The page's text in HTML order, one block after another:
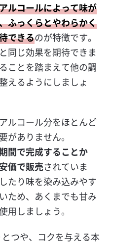
ルコールによって味が
ふっくらとやわらかく
できるのが特徴です。
同じ効果を期待できま
ことを踏まえて他の調
えるようにしましょ
ルコール分をほとんど
がありません。
間で完成することか
価で販売されていま
たり味を染み込みやす
ため、あくまでも甘み
用しましょう。
つや、コクを与える本